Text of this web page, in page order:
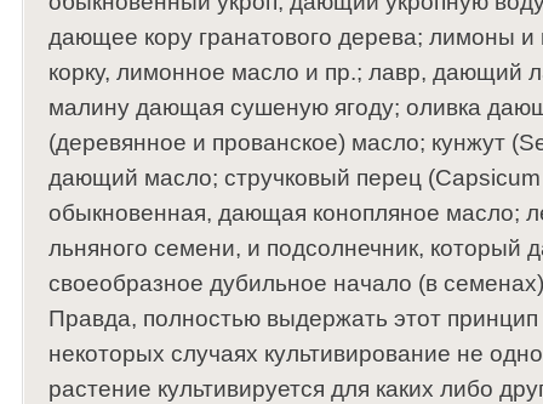
дающее кору гранатового дерева; лимоны
корку, лимонное масло и пр.; лавр, дающий
малину дающая сушеную ягоду; оливка
(деревянное и прованское) масло; кунжут
дающий масло; стручковый перец
обыкновенная, дающая конопляное масло;
льняного семени, и подсолнечник, который
своеобразное дубильное начало (в
Правда, полностью выдержать этот принцип
некоторых случаях культивирование не
растение культивируется для каких либо